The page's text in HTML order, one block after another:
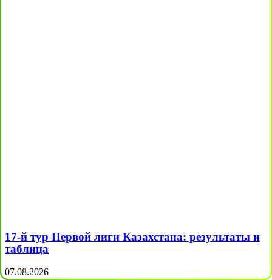
17-й тур Первой лиги Казахстана: результаты и
таблица
07.08.2026